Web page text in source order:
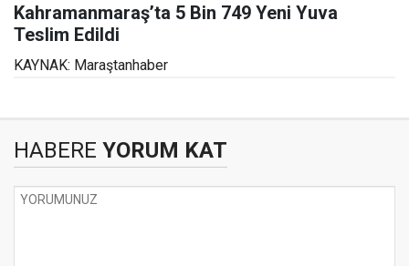
Kahramanmaraş’ta 5 Bin 749 Yeni Yuva
Teslim Edildi
KAYNAK: Maraştanhaber
HABERE YORUM KAT